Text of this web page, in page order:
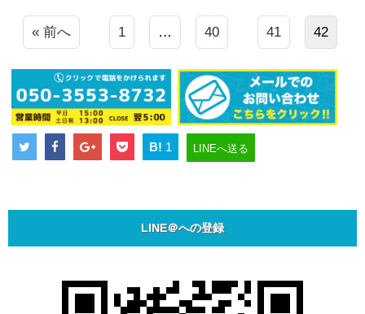
« 前へ 1 … 40 41 42
B! 1 LINEへ送る
LINE＠への登録